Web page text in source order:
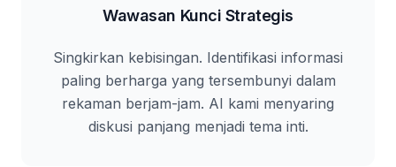
Wawasan Kunci Strategis
Singkirkan kebisingan. Identifikasi informasi
paling berharga yang tersembunyi dalam
rekaman berjam-jam. AI kami menyaring
diskusi panjang menjadi tema inti.